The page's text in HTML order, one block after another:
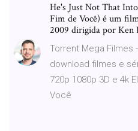
He's Just Not That
Fim de Você) é um
2009 dirigida por Ken
Torrent Mega Filmes
download filmes e
720p 1080p 3D e 4k
Você